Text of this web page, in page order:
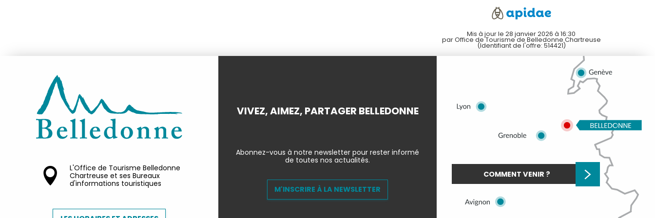
Mis à jour le 28 janvier 2026 à 16:30
par Office de Tourisme de Belledonne Chartreuse
(Identifiant de l'offre: 514421)
L'Office de Tourisme Belledonne
Chartreuse et ses Bureaux
d'informations touristiques
VIVEZ, AIMEZ, PARTAGER BELLEDONNE
Abonnez-vous à notre newsletter pour rester informé
de toutes nos actualités.
M'INSCRIRE À LA NEWSLETTER
COMMENT VENIR ?